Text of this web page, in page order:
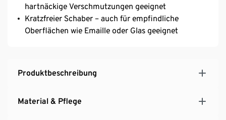
hartnäckige Verschmutzungen geeignet
Kratzfreier Schaber – auch für empfindliche
Oberflächen wie Emaille oder Glas geeignet
Produktbeschreibung
Material & Pflege